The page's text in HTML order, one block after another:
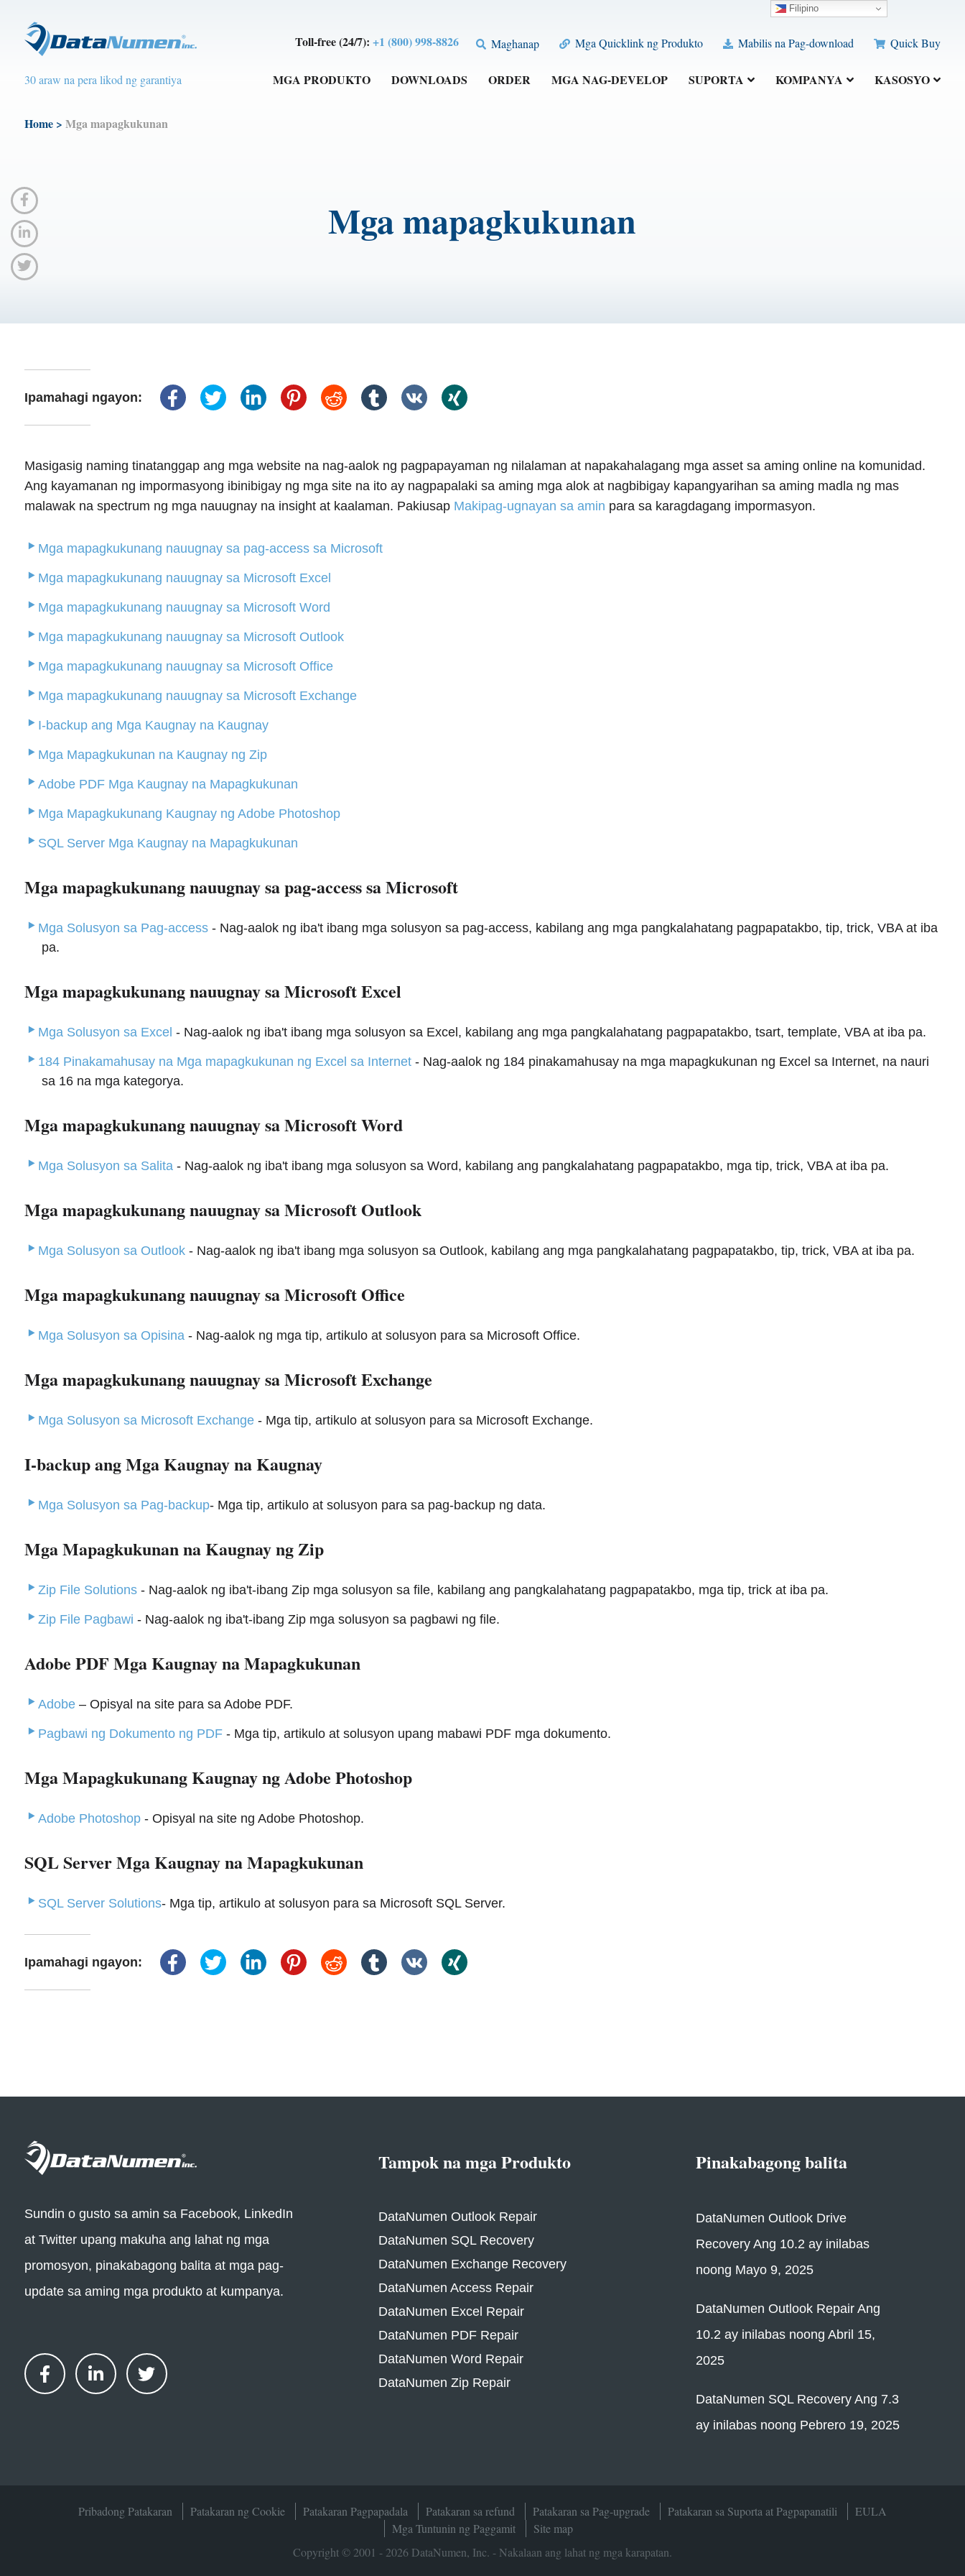
Toll-free (24/7):+1 (800) 998-8826 Maghanap Mga Quicklink ng Produkto Mabilis na Pag-download Quick Buy
30 araw na pera likod ng garantiya MGA PRODUKTO DOWNLOADS ORDER MGA NAG-DEVELOP SUPORTA KOMPANYA KASOSYO
Home > Mga mapagkukunan
Mga mapagkukunan
Ipamahagi ngayon:
Masigasig naming tinatanggap ang mga website na nag-aalok ng pagpapayaman ng nilalaman at napakahalagang mga asset sa aming online na komunidad.
Ang kayamanan ng impormasyong ibinibigay ng mga site na ito ay nagpapalaki sa aming mga alok at nagbibigay kapangyarihan sa aming madla ng mas
malawak na spectrum ng mga nauugnay na insight at kaalaman. Pakiusap Makipag-ugnayan sa amin para sa karagdagang impormasyon.
Mga mapagkukunang nauugnay sa pag-access sa Microsoft
Mga mapagkukunang nauugnay sa Microsoft Excel
Mga mapagkukunang nauugnay sa Microsoft Word
Mga mapagkukunang nauugnay sa Microsoft Outlook
Mga mapagkukunang nauugnay sa Microsoft Office
Mga mapagkukunang nauugnay sa Microsoft Exchange
I-backup ang Mga Kaugnay na Kaugnay
Mga Mapagkukunan na Kaugnay ng Zip
Adobe PDF Mga Kaugnay na Mapagkukunan
Mga Mapagkukunang Kaugnay ng Adobe Photoshop
SQL Server Mga Kaugnay na Mapagkukunan
Mga mapagkukunang nauugnay sa pag-access sa Microsoft
Mga Solusyon sa Pag-access - Nag-aalok ng iba't ibang mga solusyon sa pag-access, kabilang ang mga pangkalahatang pagpapatakbo, tip, trick, VBA at iba
pa.
Mga mapagkukunang nauugnay sa Microsoft Excel
Mga Solusyon sa Excel - Nag-aalok ng iba't ibang mga solusyon sa Excel, kabilang ang mga pangkalahatang pagpapatakbo, tsart, template, VBA at iba pa.
184 Pinakamahusay na Mga mapagkukunan ng Excel sa Internet - Nag-aalok ng 184 pinakamahusay na mga mapagkukunan ng Excel sa Internet, na nauri
sa 16 na mga kategorya.
Mga mapagkukunang nauugnay sa Microsoft Word
Mga Solusyon sa Salita - Nag-aalok ng iba't ibang mga solusyon sa Word, kabilang ang pangkalahatang pagpapatakbo, mga tip, trick, VBA at iba pa.
Mga mapagkukunang nauugnay sa Microsoft Outlook
Mga Solusyon sa Outlook - Nag-aalok ng iba't ibang mga solusyon sa Outlook, kabilang ang mga pangkalahatang pagpapatakbo, tip, trick, VBA at iba pa.
Mga mapagkukunang nauugnay sa Microsoft Office
Mga Solusyon sa Opisina - Nag-aalok ng mga tip, artikulo at solusyon para sa Microsoft Office.
Mga mapagkukunang nauugnay sa Microsoft Exchange
Mga Solusyon sa Microsoft Exchange- Mga tip, artikulo at solusyon para sa Microsoft Exchange.
I-backup ang Mga Kaugnay na Kaugnay
Mga Solusyon sa Pag-backup- Mga tip, artikulo at solusyon para sa pag-backup ng data.
Mga Mapagkukunan na Kaugnay ng Zip
Zip File Solutions - Nag-aalok ng iba't-ibang Zip mga solusyon sa file, kabilang ang pangkalahatang pagpapatakbo, mga tip, trick at iba pa.
Zip File Pagbawi - Nag-aalok ng iba't-ibang Zip mga solusyon sa pagbawi ng file.
Adobe PDF Mga Kaugnay na Mapagkukunan
Adobe– Opisyal na site para sa Adobe PDF.
Pagbawi ng Dokumento ng PDF - Mga tip, artikulo at solusyon upang mabawi PDF mga dokumento.
Mga Mapagkukunang Kaugnay ng Adobe Photoshop
Adobe Photoshop- Opisyal na site ng Adobe Photoshop.
SQL Server Mga Kaugnay na Mapagkukunan
SQL Server Solutions- Mga tip, artikulo at solusyon para sa Microsoft SQL Server.
Ipamahagi ngayon:
Sundin o gusto sa amin sa Facebook, LinkedIn
at Twitter upang makuha ang lahat ng mga
promosyon, pinakabagong balita at mga pag-
update sa aming mga produkto at kumpanya.
Tampok na mga Produkto
DataNumen Outlook Repair
DataNumen SQL Recovery
DataNumen Exchange Recovery
DataNumen Access Repair
DataNumen Excel Repair
DataNumen PDF Repair
DataNumen Word Repair
DataNumen Zip Repair
Pinakabagong balita
DataNumen Outlook Drive
Recovery Ang 10.2 ay inilabas
noong Mayo 9, 2025
DataNumen Outlook Repair Ang
10.2 ay inilabas noong Abril 15,
2025
DataNumen SQL Recovery Ang 7.3
ay inilabas noong Pebrero 19, 2025
Pribadong Patakaran Patakaran ng Cookie Patakaran Pagpapadala Patakaran sa refund Patakaran sa Pag-upgrade Patakaran sa Suporta at Pagpapanatili
EULA
Mga Tuntunin ng Paggamit
Site map
Copyright © 2001 - 2026 DataNumen, Inc. - Nakalaan ang lahat ng mga karapatan.
Filipino